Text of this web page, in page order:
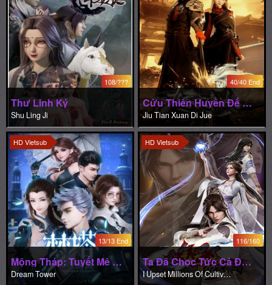
108/???
Thư Linh Ký
Shu Ling Ji
40/40 End
Cửu Thiên Huyền Đế Quyết Phần 1
Jiu Tian Xuan Di Jue
HD Vietsub
13/13 End
Mộng Tháp: Tuyết Mê Thành
Dream Tower
HD Vietsub
116/160
Ta Đã Chọc Tức Cả Đám Tu Luyện Giả
I Upset Millions Of Cultivators